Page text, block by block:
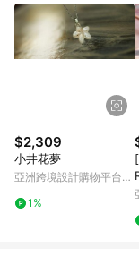
貨後 45 天後發送。 8.
運費，攤位費等不具贈
顏色、價位、贈品如與
Pinkoi 購物商品資訊頁
則請以點數紅包活動
頁面後才首次下載
上，首次下載 Pinkoi
面，方享導購資格。
$2,309
小井花夢
亞洲跨境設計購物平台
1%